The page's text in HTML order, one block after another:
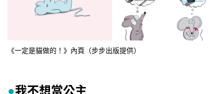
《一定是貓做的！》內頁（步步出版提供）
●我不想當公主